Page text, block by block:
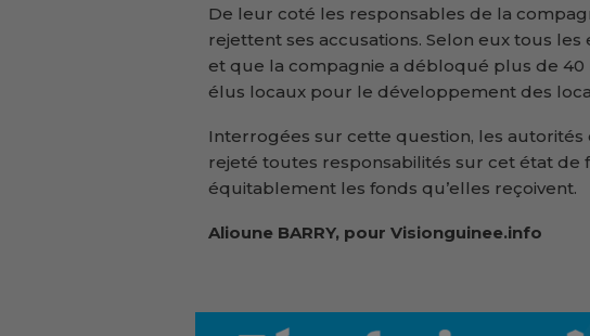
De leur coté les responsables de la
rejettent ses accusations. Selon eux tous
et que la compagnie a débloqué plus de 40
élus locaux pour le développement des
Interrogées sur cette question, les
rejeté toutes responsabilités sur cet état de
équitablement les fonds qu’elles reçoivent.
Alioune BARRY, pour Visionguinee.info